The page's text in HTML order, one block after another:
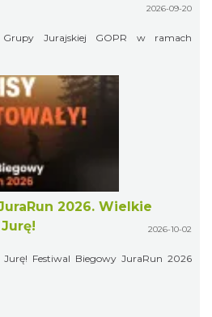
2026-09-20
Grupy Jurajskiej GOPR w ramach
2026. Wielkie
2026-10-02
Festiwal Biegowy JuraRun 2026